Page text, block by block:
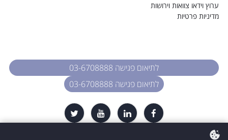
ערוץ וידאו צוואות וירושות
מדיניות פרטיות
לתיאום פגישה 03-6708888
לתיאום פגישה 03-6708888